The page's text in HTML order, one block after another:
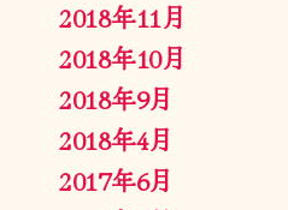
2018年11月
2018年10月
2018年9月
2018年4月
2017年6月